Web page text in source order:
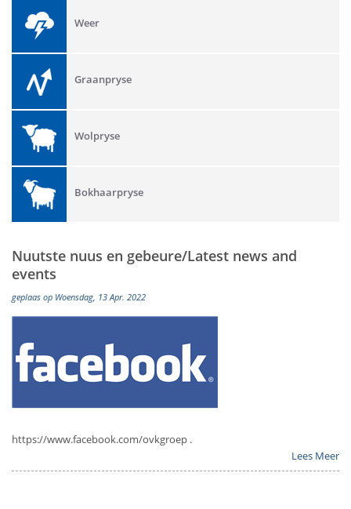
Weer
Graanpryse
Wolpryse
Bokhaarpryse
Nuutste nuus en gebeure/Latest news and
events
geplaas op Woensdag, 13 Apr. 2022
https://www.facebook.com/ovkgroep .
Lees Meer